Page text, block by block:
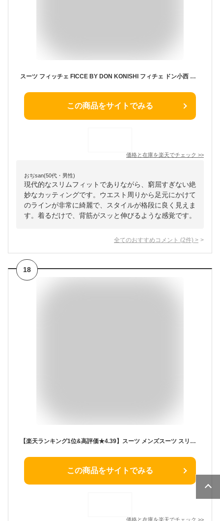
スーツ フィッチェ FICCE BY DON KONISHI フィチェ ドン小西 春夏秋 スリムスーツ スタイリッシュ ビジネススーツ 卒業式 入学式 卒園式 入園式 パパ 入社式 謝恩会 二次会 就活 面接 出張
この商品をサイトでみる
価格と在庫を楽天でチェック >>
おぢsan(50代・男性)
現代的なスリムフィットでありながら、窮屈すぎない絶
妙なカッティングです。ウエスト周りから足元にかけて
のラインが非常に綺麗で、スタイルが格段に良く見えま
す。着るだけで、背筋がスッと伸びるような感覚です。
全てのおすすめコメント (2件) >
18
【楽天ランキング1位&高評価★4.39】スーツ メンズスーツ スリム 春夏秋 洗えるスーツ ストレッチ ウォッシャブルスーツ 2ツボタンスーツ ビジネススーツ
この商品をサイトでみる
価格と在庫を楽天でチェック >>